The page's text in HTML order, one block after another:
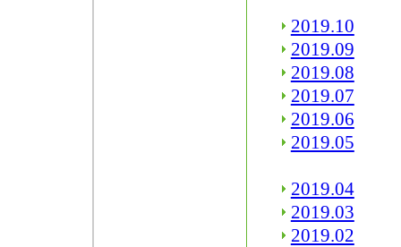
2019.10
2019.09
2019.08
2019.07
2019.06
2019.05
2019.04
2019.03
2019.02